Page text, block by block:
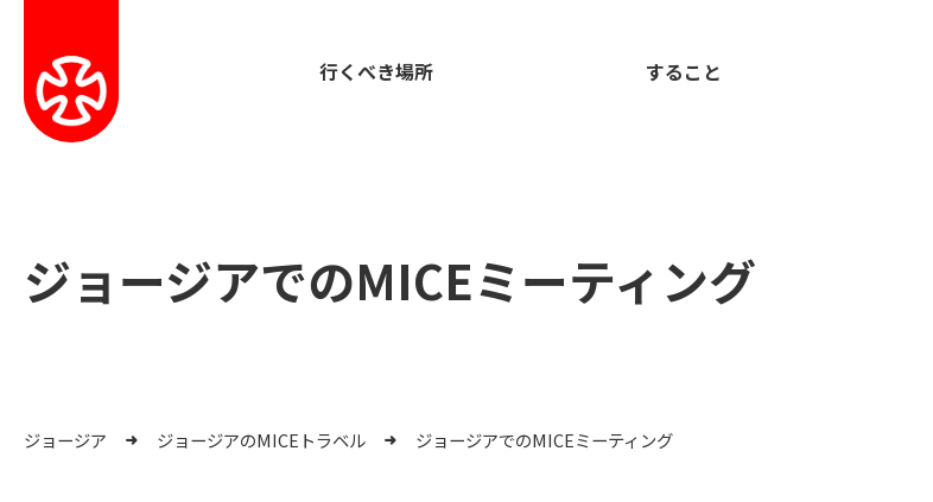
行くべき場所 すること
ジョージアでのMICEミーティング
ジョージア ジョージアのMICEトラベル ジョージアでのMICEミーティング